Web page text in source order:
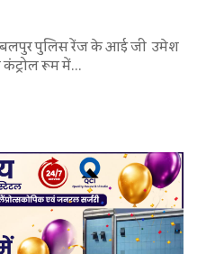
जबलपुर पुलिस रेंज के आई जी उमेश
कंट्रोल रूम में…